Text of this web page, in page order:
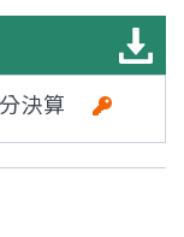
決算